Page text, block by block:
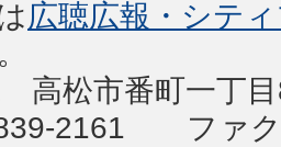
広聴広報・シテ
高松市番町一丁
2161 ファク